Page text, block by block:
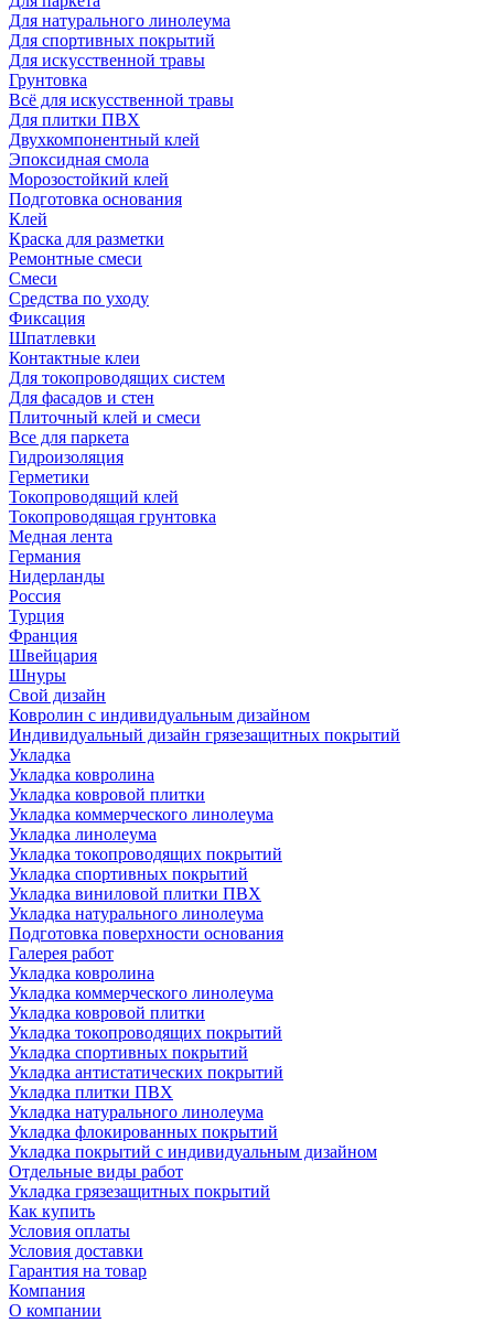
Для натурального линолеума
Для спортивных покрытий
Для искусственной травы
Грунтовка
Всё для искусственной травы
Для плитки ПВХ
Двухкомпонентный клей
Эпоксидная смола
Морозостойкий клей
Подготовка основания
Клей
Краска для разметки
Ремонтные смеси
Смеси
Средства по уходу
Фиксация
Шпатлевки
Контактные клеи
Для токопроводящих систем
Для фасадов и стен
Плиточный клей и смеси
Все для паркета
Гидроизоляция
Герметики
Токопроводящий клей
Токопроводящая грунтовка
Медная лента
Германия
Нидерланды
Россия
Турция
Франция
Швейцария
Шнуры
Свой дизайн
Ковролин с индивидуальным дизайном
Индивидуальный дизайн грязезащитных покрытий
Укладка
Укладка ковролина
Укладка ковровой плитки
Укладка коммерческого линолеума
Укладка линолеума
Укладка токопроводящих покрытий
Укладка спортивных покрытий
Укладка виниловой плитки ПВХ
Укладка натурального линолеума
Подготовка поверхности основания
Галерея работ
Укладка ковролина
Укладка коммерческого линолеума
Укладка ковровой плитки
Укладка токопроводящих покрытий
Укладка спортивных покрытий
Укладка антистатических покрытий
Укладка плитки ПВХ
Укладка натурального линолеума
Укладка флокированных покрытий
Укладка покрытий с индивидуальным дизайном
Отдельные виды работ
Укладка грязезащитных покрытий
Как купить
Условия оплаты
Условия доставки
Гарантия на товар
Компания
О компании